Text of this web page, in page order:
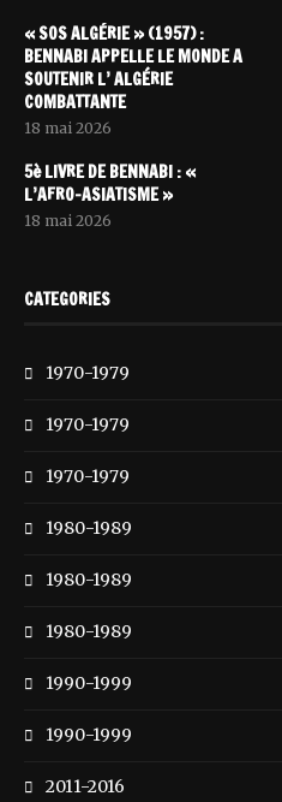
« SOS ALGÉRIE » (1957) :
BENNABI APPELLE LE MONDE A
SOUTENIR L’ ALGÉRIE
COMBATTANTE
18 mai 2026
5è LIVRE DE BENNABI : «
L’AFRO-ASIATISME »
18 mai 2026
CATEGORIES
1970-1979
1970-1979
1970-1979
1980-1989
1980-1989
1980-1989
1990-1999
1990-1999
2011-2016